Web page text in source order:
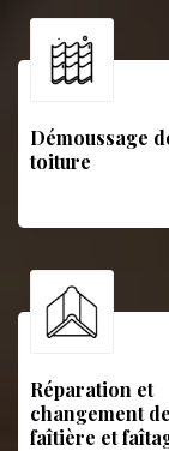
Démoussage
toiture
Réparation et
changement de
faîtière et